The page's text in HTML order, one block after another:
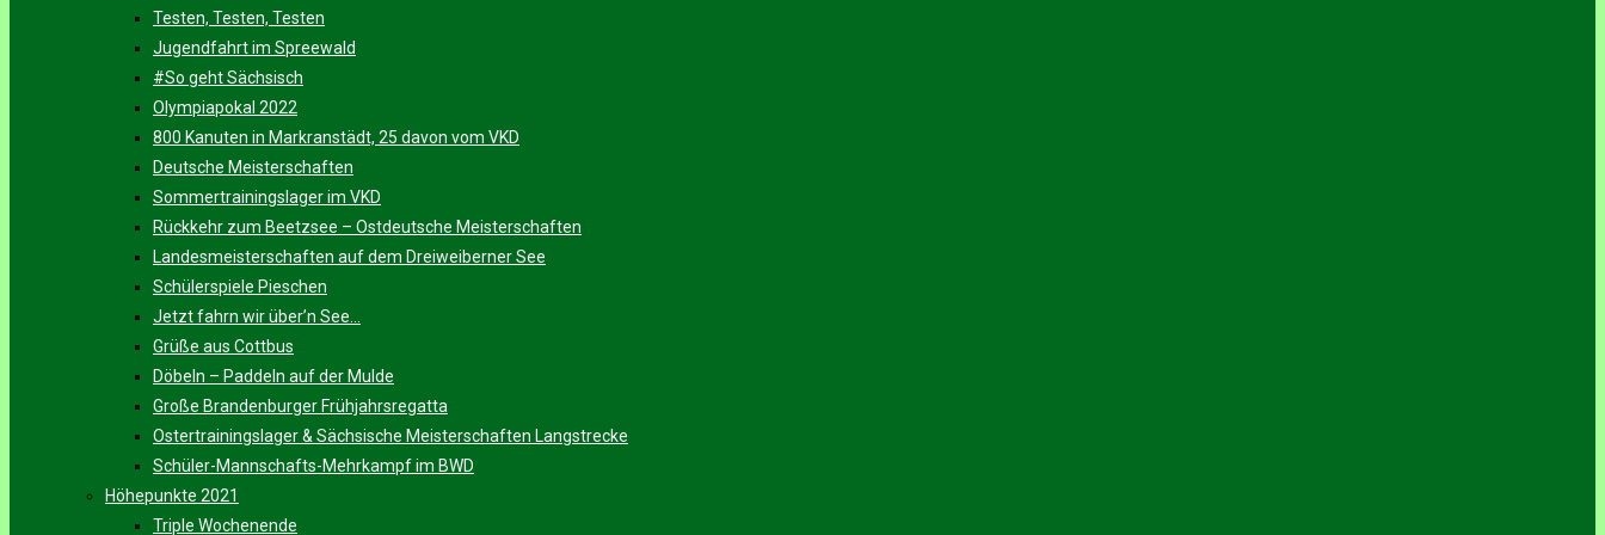
Testen, Testen, Testen
Jugendfahrt im Spreewald
#So geht Sächsisch
Olympiapokal 2022
800 Kanuten in Markranstädt, 25 davon vom VKD
Deutsche Meisterschaften
Sommertrainingslager im VKD
Rückkehr zum Beetzsee – Ostdeutsche Meisterschaften
Landesmeisterschaften auf dem Dreiweiberner See
Schülerspiele Pieschen
Jetzt fahrn wir über’n See…
Grüße aus Cottbus
Döbeln – Paddeln auf der Mulde
Große Brandenburger Frühjahrsregatta
Ostertrainingslager & Sächsische Meisterschaften Langstrecke
Schüler-Mannschafts-Mehrkampf im BWD
Höhepunkte 2021
Triple Wochenende